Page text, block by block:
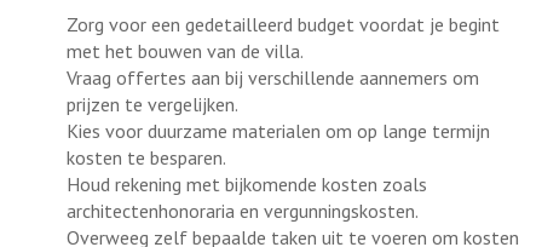
Zorg voor een gedetailleerd budget voordat je begint
met het bouwen van de villa.
Vraag offertes aan bij verschillende aannemers om
prijzen te vergelijken.
Kies voor duurzame materialen om op lange termijn
kosten te besparen.
Houd rekening met bijkomende kosten zoals
architectenhonoraria en vergunningskosten.
Overweeg zelf bepaalde taken uit te voeren om kosten